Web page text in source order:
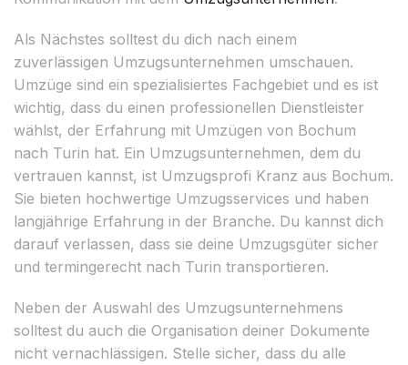
Als Nächstes solltest du dich nach einem
zuverlässigen Umzugsunternehmen umschauen.
Umzüge sind ein spezialisiertes Fachgebiet und es ist
wichtig, dass du einen professionellen Dienstleister
wählst, der Erfahrung mit Umzügen von Bochum
nach Turin hat. Ein Umzugsunternehmen, dem du
vertrauen kannst, ist Umzugsprofi Kranz aus Bochum.
Sie bieten hochwertige Umzugsservices und haben
langjährige Erfahrung in der Branche. Du kannst dich
darauf verlassen, dass sie deine Umzugsgüter sicher
und termingerecht nach Turin transportieren.
Neben der Auswahl des Umzugsunternehmens
solltest du auch die Organisation deiner Dokumente
nicht vernachlässigen. Stelle sicher, dass du alle